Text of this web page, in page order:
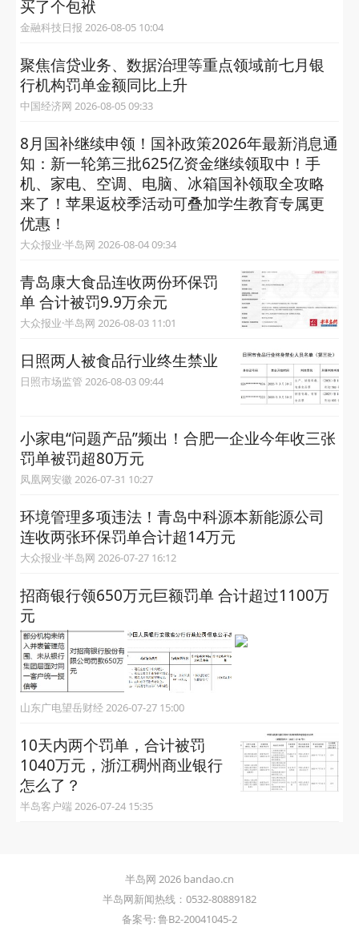
买了个包袱
金融科技日报 2026-08-05 10:04
聚焦信贷业务、数据治理等重点领域前七月银
行机构罚单金额同比上升
中国经济网 2026-08-05 09:33
8月国补继续申领！国补政策2026年最新消息通
知：新一轮第三批625亿资金继续领取中！手
机、家电、空调、电脑、冰箱国补领取全攻略
来了！苹果返校季活动可叠加学生教育专属更
优惠！
大众报业·半岛网 2026-08-04 09:34
青岛康大食品连收两份环保罚
单 合计被罚9.9万余元
大众报业·半岛网 2026-08-03 11:01
日照两人被食品行业终生禁业
日照市场监管 2026-08-03 09:44
小家电“问题产品”频出！合肥一企业今年收三张
罚单被罚超80万元
凤凰网安徽 2026-07-31 10:27
环境管理多项违法！青岛中科源本新能源公司
连收两张环保罚单合计超14万元
大众报业·半岛网 2026-07-27 16:12
招商银行领650万元巨额罚单 合计超过1100万
元
山东广电望岳财经 2026-07-27 15:00
10天内两个罚单，合计被罚
1040万元，浙江稠州商业银行
怎么了？
半岛客户端 2026-07-24 15:35
半岛网 2026 bandao.cn
半岛网新闻热线：0532-80889182
备案号: 鲁B2-20041045-2